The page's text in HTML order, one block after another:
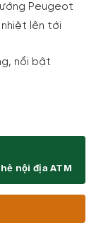
Peugeot
lên tới
nổi bật
Easy số lượng
nội địa ATM